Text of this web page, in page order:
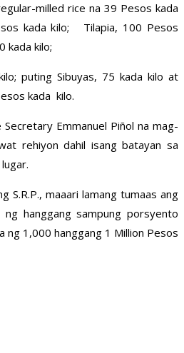
milled rice na 39 Pesos kada
kada kilo; Tilapia, 100 Pesos
kada kilo;
puting Sibuyas, 75 kada kilo at
kada kilo.
Emmanuel Piñol na mag-
rehiyon dahil isang batayan sa
S.R.P., maaari lamang tumaas ang
hanggang sampung porsyento
ng 1,000 hanggang 1 Million Pesos